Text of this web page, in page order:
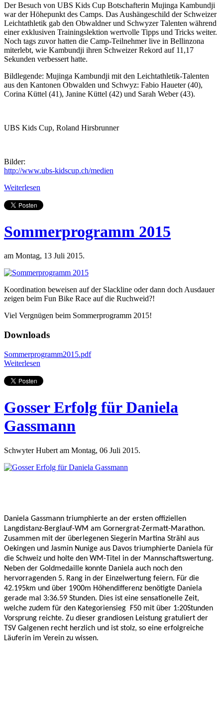
Der Besuch von UBS Kids Cup Botschafterin Mujinga Kambundji
war der Höhepunkt des Camps. Das Aushängeschild der Schweizer
Leichtathletik gab den Obwaldner und Schwyzer Talenten während
einer exklusiven Trainingslektion wertvolle Tipps und Tricks weiter.
Noch tags zuvor hatten die Camp-Teilnehmer live in Bellinzona
miterlebt, wie Kambundji ihren Schweizer Rekord auf 11,17
Sekunden verbessert hatte.
Bildlegende: Mujinga Kambundji mit den Leichtathletik-Talenten
aus den Kantonen Obwalden und Schwyz: Fabio Haueter (40),
Corina Küttel (41), Janine Küttel (42) und Sarah Weber (43).
UBS Kids Cup, Roland Hirsbrunner
Bilder:
http://www.ubs-kidscup.ch/medien
Weiterlesen
Sommerprogramm 2015
am Montag, 13 Juli 2015.
Koordination beweisen auf der Slackline oder dann doch Ausdauer
zeigen beim Fun Bike Race auf die Ruchweid?!
Viel Vergnügen beim Sommerprogramm 2015!
Downloads
Sommerprogramm2015.pdf
Weiterlesen
Gosser Erfolg für Daniela
Gassmann
Schwyter Hubert am Montag, 06 Juli 2015.
Daniela Gassmann triumphierte an der ersten offiziellen
Langdistanz-Berglauf-WM am Gornergrat-Zermatt-Marathon.
Zusammen mit der überlegenen Siegerin Martina Strähl aus
Oekingen und Jasmin Nunige aus Davos triumphierte Daniela für
die Schweiz und holte den WM-Titel in der Mannschaftswertung.
Neben der Goldmedaille konnte Daniela auch noch den
hervorragenden 5. Rang in der Einzelwertung feiern. Für die
42.195km und über 1900m Höhendifferenz benötigte Daniela
gerade mal 3:36.59 Stunden. Dies ist eine sensationelle Zeit,
welche zudem für den Kategoriensieg F50 mit über 1:20Stunden
Vorsprung reichte. Zu dieser grandiosen Leistung gratuliert der
TSV Galgenen recht herzlich und ist stolz, so eine erfolgreiche
Läuferin im Verein zu wissen.